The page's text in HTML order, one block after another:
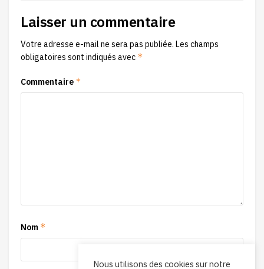
Laisser un commentaire
Votre adresse e-mail ne sera pas publiée. Les champs
obligatoires sont indiqués avec *
Commentaire *
Nom *
Nous utilisons des cookies sur notre